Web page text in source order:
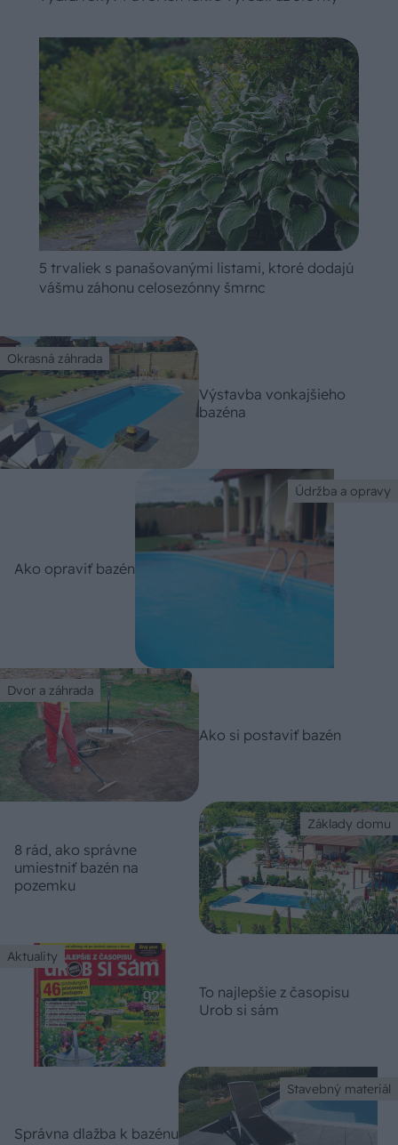
5 trvaliek s panašovanými listami, ktoré dodajú
vášmu záhonu celosezónny šmrnc
Okrasná záhrada
Výstavba vonkajšieho
bazéna
Údržba a opravy
Ako opraviť bazén
Dvor a záhrada
Ako si postaviť bazén
Základy domu
8 rád, ako správne
umiestniť bazén na
pozemku
Aktuality
To najlepšie z časopisu
Urob si sám
Stavebný materiál
Správna dlažba k bazénu